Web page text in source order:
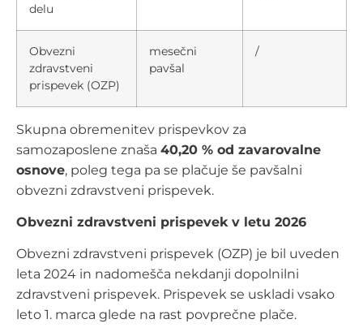
delu
Obvezni
zdravstveni
prispevek (OZP)
mesečni
pavšal
/
Skupna obremenitev prispevkov za
samozaposlene znaša 40,20 % od zavarovalne
osnove, poleg tega pa se plačuje še pavšalni
obvezni zdravstveni prispevek.
Obvezni zdravstveni prispevek v letu 2026
Obvezni zdravstveni prispevek (OZP) je bil uveden
leta 2024 in nadomešča nekdanji dopolnilni
zdravstveni prispevek. Prispevek se uskladi vsako
leto 1. marca glede na rast povprečne plače.